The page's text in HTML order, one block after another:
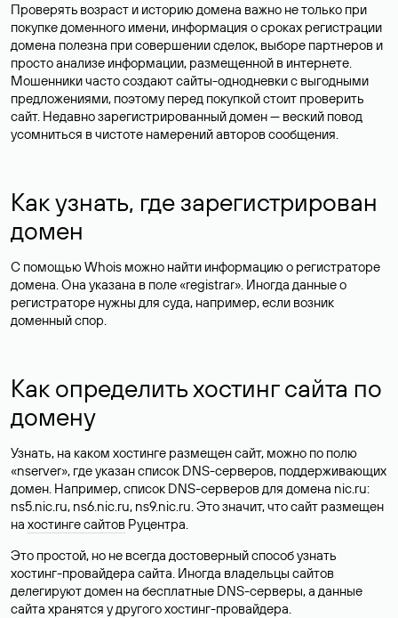
Проверять возраст и историю домена важно не только при
покупке доменного имени, информация о сроках регистрации
домена полезна при совершении сделок, выборе партнеров и
просто анализе информации, размещенной в интернете.
Мошенники часто создают сайты-однодневки с выгодными
предложениями, поэтому перед покупкой стоит проверить
сайт. Недавно зарегистрированный домен — веский повод
усомниться в чистоте намерений авторов сообщения.
Как узнать, где зарегистрирован
домен
С помощью Whois можно найти информацию о регистраторе
домена. Она указана в поле «registrar». Иногда данные о
регистраторе нужны для суда, например, если возник
доменный спор.
Как определить хостинг сайта по
домену
Узнать, на каком хостинге размещен сайт, можно по полю
«nserver», где указан список DNS-серверов, поддерживающих
домен. Например, список DNS-серверов для домена nic.ru:
ns5.nic.ru, ns6.nic.ru, ns9.nic.ru. Это значит, что сайт размещен
на хостинге сайтов Руцентра.
Это простой, но не всегда достоверный способ узнать
хостинг-провайдера сайта. Иногда владельцы сайтов
делегируют домен на бесплатные DNS-серверы, а данные
сайта хранятся у другого хостинг-провайдера.